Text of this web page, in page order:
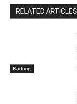
RELATED ARTICLES
Badung